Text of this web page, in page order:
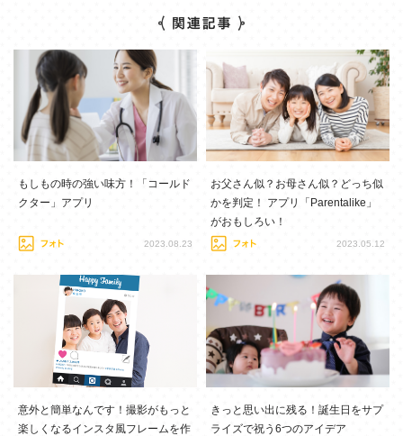
もしもの時の強い味方！「コールド
クター」アプリ
2023.08.23
お父さん似？お母さん似？どっち似
かを判定！ アプリ「Parentalike」
がおもしろい！
2023.05.12
意外と簡単なんです！撮影がもっと
楽しくなるインスタ風フレームを作
きっと思い出に残る！誕生日をサプ
ライズで祝う6つのアイデア